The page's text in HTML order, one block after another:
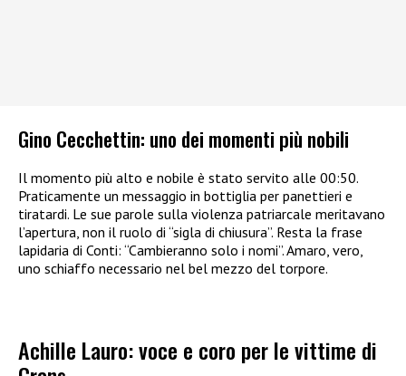
Gino Cecchettin: uno dei momenti più nobili
Il momento più alto e nobile è stato servito alle 00:50.
Praticamente un messaggio in bottiglia per panettieri e
tiratardi. Le sue parole sulla violenza patriarcale meritavano
l’apertura, non il ruolo di “sigla di chiusura”. Resta la frase
lapidaria di Conti: “Cambieranno solo i nomi”. Amaro, vero,
uno schiaffo necessario nel bel mezzo del torpore.
Achille Lauro: voce e coro per le vittime di